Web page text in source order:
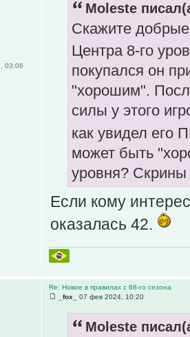
Moleste
Скажите
Центра 8-го
покупался он
"хорошим".
силы у этого
как увидел его
может быть
уровня?
Если кому
оказалась 42.
03:06
Re: Новое в правилах с 68-го сезона
_fox_
07 фев 2024, 10:20
Moleste